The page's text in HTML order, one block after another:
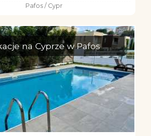
Pafos / Cypr
na Cyprze w Pafos